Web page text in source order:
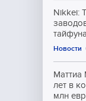
Nikkei:
тайфуна
Новости
Маттиа
лет в
млн